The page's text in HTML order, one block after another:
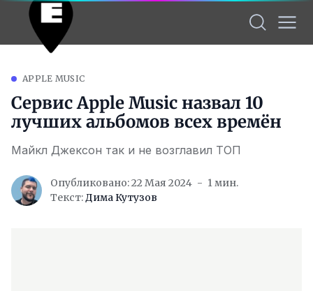
APPLE MUSIC
Сервис Apple Music назвал 10
лучших альбомов всех времён
Майкл Джексон так и не возглавил ТОП
Опубликовано: 22 Мая 2024
1 мин.
Текст:Дима Кутузов